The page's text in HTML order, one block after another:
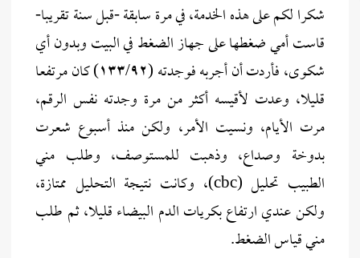
شكرا لكم على هذه الخدمة، في مرة سابقة -قبل سنة تقريبا-
قاست أمي ضغطها على جهاز الضغط في البيت وبدون أي
شكوى، فأردت أن أجربه فوجدته (١٣٣/٩٢) كان مرتفعا
قليلا، وعدت لأقيسه أكثر من مرة وجدته نفس الرقم،
مرت الأيام، ونسيت الأمر، ولكن منذ أسبوع شعرت
بدوخة وصداع، وذهبت للمستوصف، وطلب مني
الطبيب تحليل (cbc)، وكانت نتيجة التحليل ممتازة،
ولكن عندي ارتفاع بكريات الدم البيضاء قليلا، ثم طلب
مني قياس الضغط.